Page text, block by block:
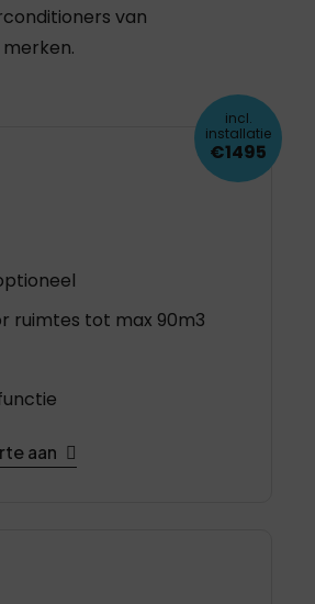
van
ruimtes tot max 90m3
aan
incl.
installatie
€1495